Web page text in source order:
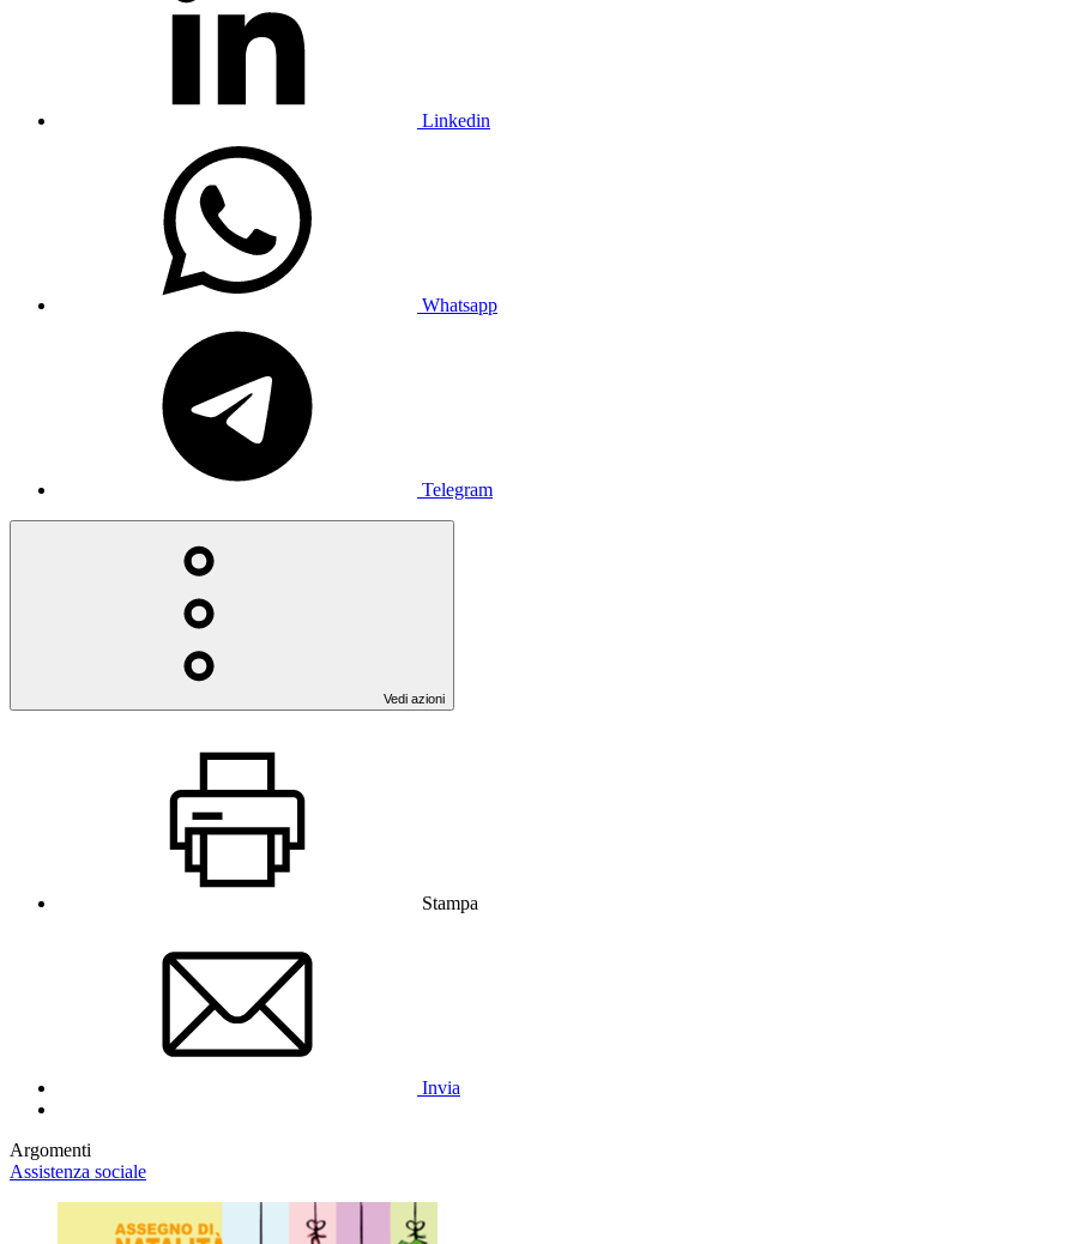
Linkedin
Whatsapp
Telegram
Vedi azioni
Stampa
Invia
Argomenti
Assistenza sociale